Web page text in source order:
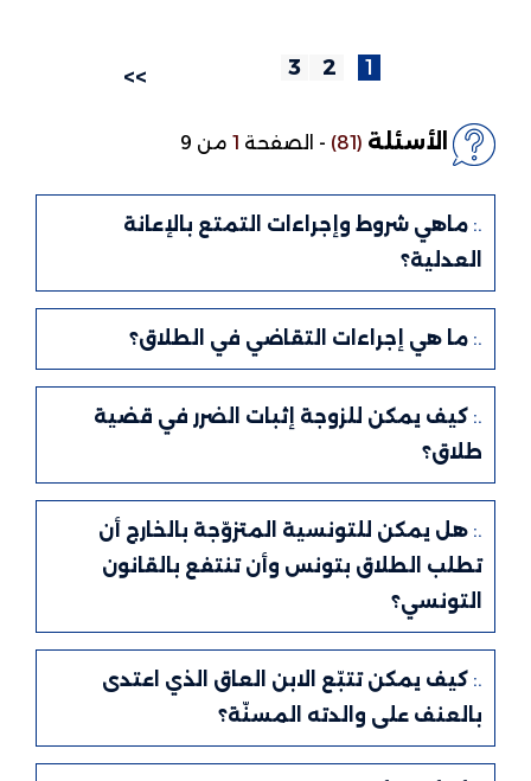
>>
الأسئلة (81)
-الصفحة1من 9
ماهي شروط وإجراءات التمتع بالإعانة
العدلية؟
ما هي إجراءات التقاضي في الطلاق؟
كيف يمكن للزوجة إثبات الضرر في قضية
طلاق؟
هل يمكن للتونسية المتزوّجة بالخارج أن
تطلب الطلاق بتونس وأن تنتفع بالقانون
التونسي؟
كيف يمكن تتبّع الابن العاق الذي اعتدى
بالعنف على والدته المسنّة؟